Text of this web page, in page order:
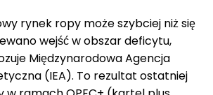
rynek ropy może szybciej niż się
wejść w obszar deficytu,
Międzynarodowa Agencja
(IEA). To rezultat ostatniej